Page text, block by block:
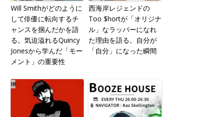
Will Smithがどのように
して俳優に転向するチ
ャンスを掴んだかを語
る。気迫溢れるQuincy
Jonesから学んだ「モー
メント」の重要性
西海岸レジェンドの
Too $hortが「オリジナ
ル」なラッパーになれ
た理由を語る。自分が
「自分」になった瞬間